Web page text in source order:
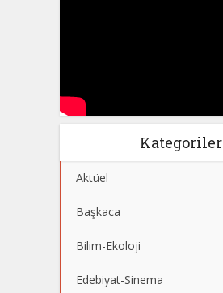
Kategoriler
Aktüel
Başkaca
Bilim-Ekoloji
Edebiyat-Sinema